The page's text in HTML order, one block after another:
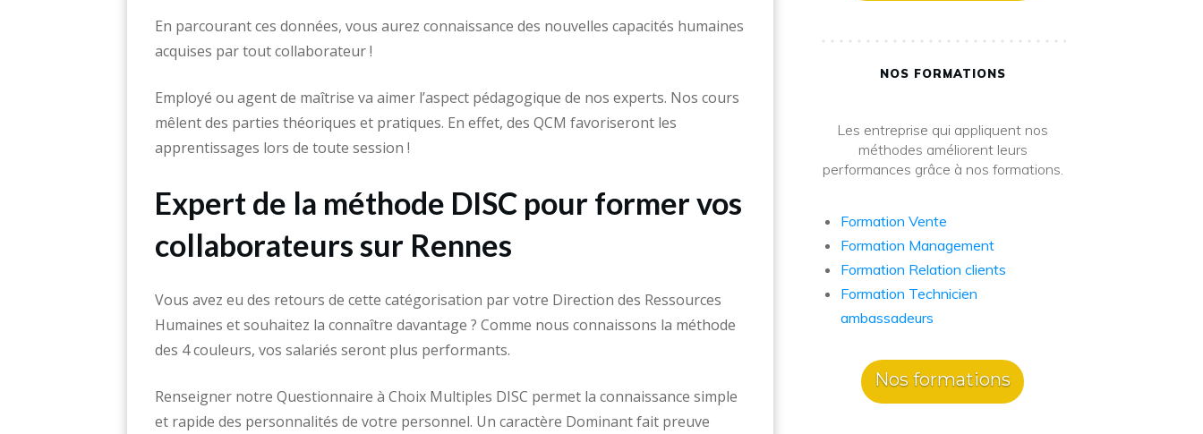
En parcourant ces données, vous aurez connaissance des nouvelles capacités humaines
acquises par tout collaborateur !
Employé ou agent de maîtrise va aimer l’aspect pédagogique de nos experts. Nos cours
mêlent des parties théoriques et pratiques. En effet, des QCM favoriseront les
apprentissages lors de toute session !
Expert de la méthode DISC pour former vos
collaborateurs sur Rennes
Vous avez eu des retours de cette catégorisation par votre Direction des Ressources
Humaines et souhaitez la connaître davantage ? Comme nous connaissons la méthode
des 4 couleurs, vos salariés seront plus performants.
Renseigner notre Questionnaire à Choix Multiples DISC permet la connaissance simple
et rapide des personnalités de votre personnel. Un caractère Dominant fait preuve
NOS FORMATIONS
Les entreprise qui appliquent nos
méthodes améliorent leurs
performances grâce à nos formations.
Formation Vente
Formation Management
Formation Relation clients
Formation Technicien
ambassadeurs
Nos formations